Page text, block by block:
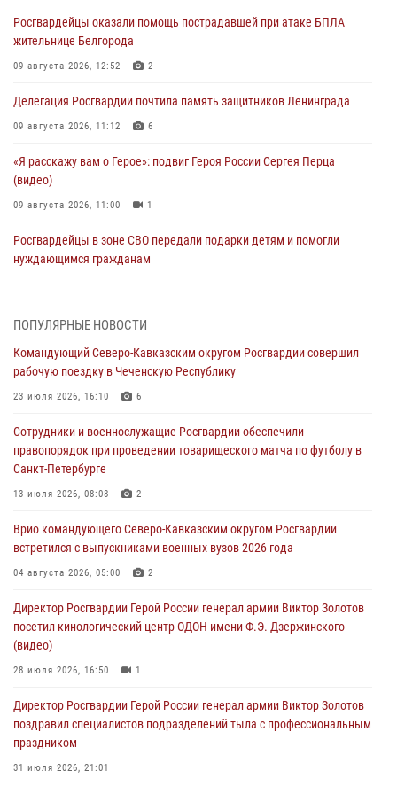
Росгвардейцы оказали помощь пострадавшей при атаке БПЛА
жительнице Белгорода
09 августа 2026, 12:52 2
Делегация Росгвардии почтила память защитников Ленинграда
09 августа 2026, 11:12 6
«Я расскажу вам о Герое»: подвиг Героя России Сергея Перца
(видео)
09 августа 2026, 11:00 1
Росгвардейцы в зоне СВО передали подарки детям и помогли
нуждающимся гражданам
В Чеченской Республике пожарные расчеты Росгвардии и МЧС
09 августа 2026, 08:00
В Центральных регионах России продолжается ведомственная
09 августа 2026, 08:00
Лучшие футбольные команды Южного округа Росгвардии
определили на Кубани
В Кузбассе росгвардейцы помогли вернуть горожанке пропавшую
мать
ПОПУЛЯРНЫЕ НОВОСТИ
Командующий Северо-Кавказским округом Росгвардии совершил
рабочую поездку в Чеченскую Республику
23 июля 2026, 16:10 6
Сотрудники и военнослужащие Росгвардии обеспечили
правопорядок при проведении товарищеского матча по футболу в
Санкт-Петербурге
13 июля 2026, 08:08 2
Врио командующего Северо-Кавказским округом Росгвардии
встретился с выпускниками военных вузов 2026 года
04 августа 2026, 05:00 2
Директор Росгвардии Герой России генерал армии Виктор Золотов
посетил кинологический центр ОДОН имени Ф.Э. Дзержинского
(видео)
28 июля 2026, 16:50 1
Директор Росгвардии Герой России генерал армии Виктор Золотов
поздравил специалистов подразделений тыла с профессиональным
праздником
31 июля 2026, 21:01